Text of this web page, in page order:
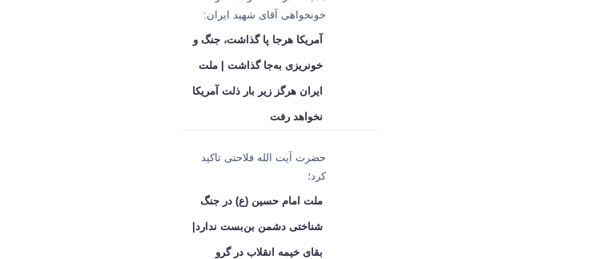
خونخواهی آقای شهید ایران:
آمریکا هرجا پا گذاشت، جنگ و
خونریزی به‌جا گذاشت | ملت
ایران هرگز زیر بار ذلت آمریکا
نخواهد رفت
حضرت آیت الله فلاحتی تاکید
کرد؛
ملت امام حسین (ع) در جنگ
شناختی دشمن بن‌بست ندارد|
بقای خیمه انقلاب در گرو